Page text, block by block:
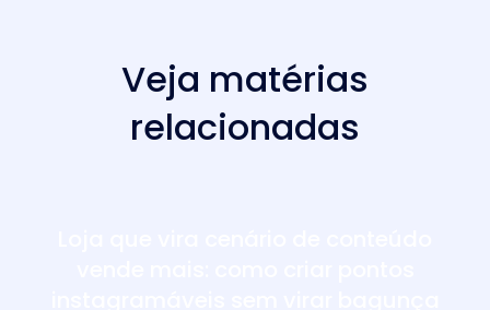
Veja matérias
relacionadas